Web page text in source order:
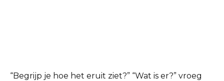
“Begrijp je hoe het eruit ziet?” “Wat is er?” vroeg